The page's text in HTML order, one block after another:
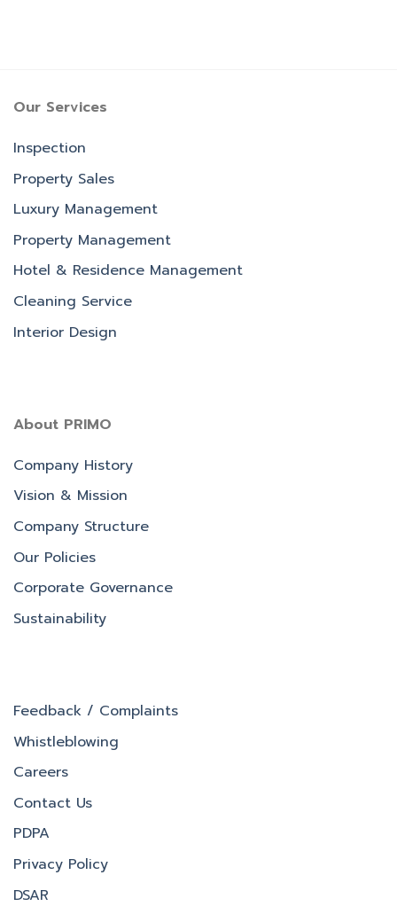
Our Services
Inspection
Property Sales
Luxury Management
Property Management
Hotel & Residence Management
Cleaning Service
Interior Design
About PRIMO
Company History
Vision & Mission
Company Structure
Our Policies
Corporate Governance
Sustainability
Feedback / Complaints
Whistleblowing
Careers
Contact Us
PDPA
Privacy Policy
DSAR